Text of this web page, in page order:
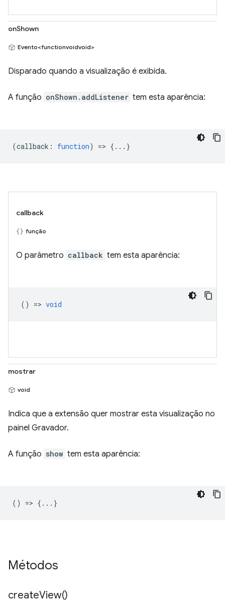
onShown
Evento<functionvoidvoid>
Disparado quando a visualização é exibida.
A função onShown.addListener tem esta aparência:
(callback : function) => {...}
callback
função
O parâmetro callback tem esta aparência:
() => void
mostrar
void
Indica que a extensão quer mostrar esta visualização no
painel Gravador.
A função show tem esta aparência:
() => {...}
Métodos
createView()